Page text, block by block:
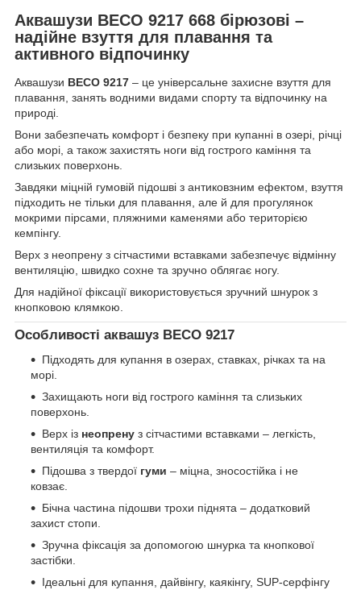
Аквашузи BECO 9217 668 бірюзові –
надійне взуття для плавання та
активного відпочинку
Аквашузи BECO 9217 – це універсальне захисне взуття для
плавання, занять водними видами спорту та відпочинку на
природі.
Вони забезпечать комфорт і безпеку при купанні в озері, річці
або морі, а також захистять ноги від гострого каміння та
слизьких поверхонь.
Завдяки міцній гумовій підошві з антиковзним ефектом, взуття
підходить не тільки для плавання, але й для прогулянок
мокрими пірсами, пляжними каменями або територією
кемпінгу.
Верх з неопрену з сітчастими вставками забезпечує відмінну
вентиляцію, швидко сохне та зручно облягає ногу.
Для надійної фіксації використовується зручний шнурок з
кнопковою клямкою.
Особливості аквашуз BECO 9217
Підходять для купання в озерах, ставках, річках та на
морі.
Захищають ноги від гострого каміння та слизьких
поверхонь.
Верх із неопрену з сітчастими вставками – легкість,
вентиляція та комфорт.
Підошва з твердої гуми – міцна, зносостійка і не
ковзає.
Бічна частина підошви трохи піднята – додатковий
захист стопи.
Зручна фіксація за допомогою шнурка та кнопкової
застібки.
Ідеальні для купання, дайвінгу, каякінгу, SUP-серфінгу